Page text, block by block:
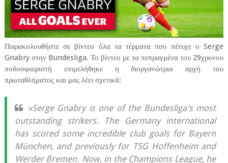
Παρακολουθήστε σε βίντεο όλα τα τέρματα που πέτυχε ο Serge
Gnabry στην Bundesliga. Το βίντεο με τα πεπραγμένα του 29χρονου
ποδοσφαιριστή επιμελήθηκε η διοργανώτρια αρχή του
πρωταθλήματος και μας λέει σχετικά:
«Serge Gnabry is one of the Bundesliga's most
outstanding strikers. The Germany international
has scored some incredible club goals for Bayern
München, and previously for TSG Hoffenheim and
Werder Bremen. Now, in the Champions League, he